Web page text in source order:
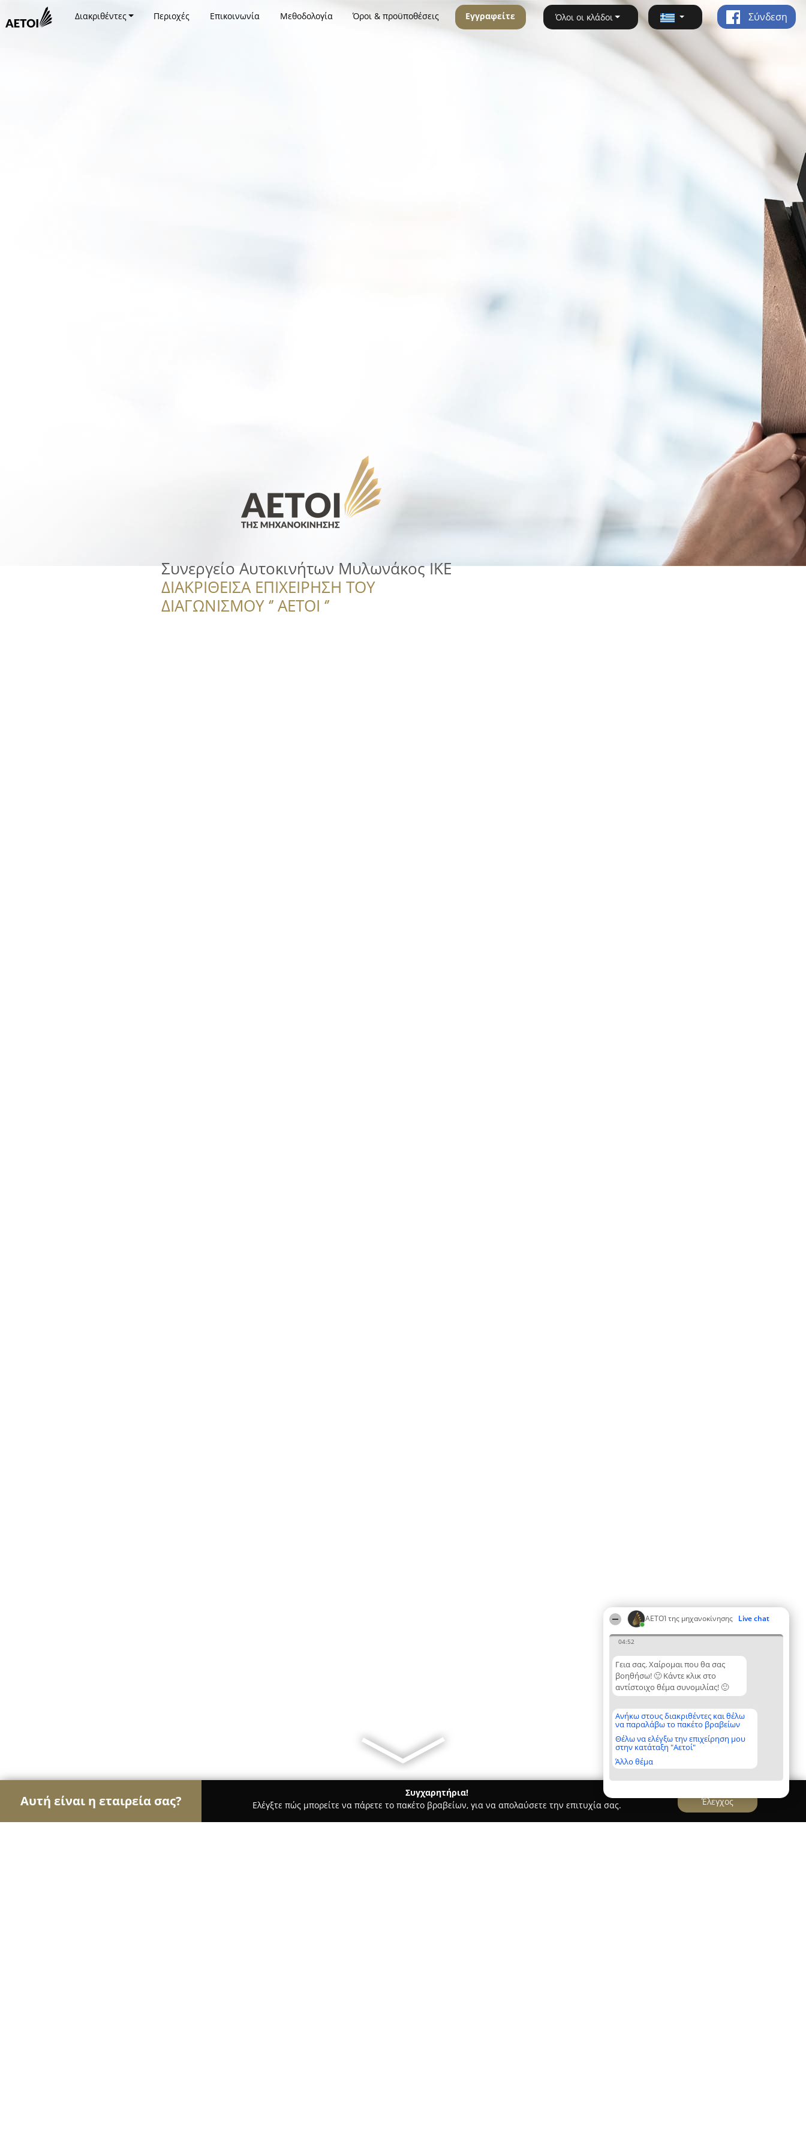
ΑΕΤΟΊ της μηχανοκίνησης Live chat
04:52
Γεια σας. Χαίρομαι που θα σας
βοηθήσω! 🙂 Κάντε κλικ στο
αντίστοιχο θέμα συνομιλίας! 🙂
Ανήκω στους διακριθέντες και θέλω
να παραλάβω το πακέτο βραβείων
Θέλω να ελέγξω την επιχείρηση μου
στην κατάταξη "Αετοί"
Άλλο θέμα
Διακριθέντες Περιοχές Επικοινωνία Μεθοδολογία Όροι & προϋποθέσεις Εγγραφείτε Όλοι οι κλάδοι Σύνδεση
Συνεργείο Αυτοκινήτων Μυλωνάκος ΙΚΕ
ΔΙΑΚΡΙΘΕΙΣΑ ΕΠΙΧΕΙΡΗΣΗ ΤΟΥ
ΔΙΑΓΩΝΙΣΜΟΥ ‘’ ΑΕΤΟΙ ‘’
Αυτή είναι η εταιρεία σας?
Συγχαρητήρια!
Ελέγξτε πώς μπορείτε να πάρετε το πακέτο βραβείων, για να απολαύσετε την επιτυχία σας.
Έλεγχος